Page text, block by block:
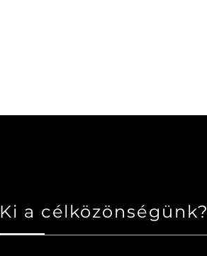
Ki a célközönségünk?